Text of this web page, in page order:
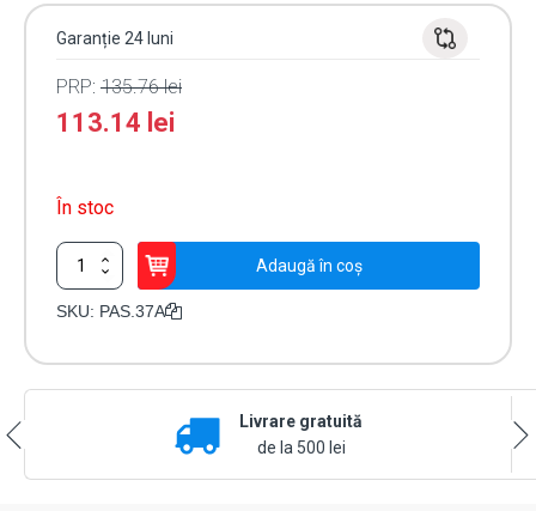
Garanție 24 luni
PRP: 135.76lei
113.14 lei
În stoc
Cantitate
Post
interior
Adaugă în coș
SKU: PAS.37A
Livrare gratuită
de la 500 lei